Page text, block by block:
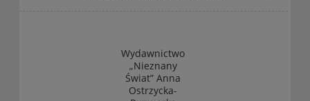
Wydawnictwo
„Nieznany
Świat” Anna
Ostrzycka-